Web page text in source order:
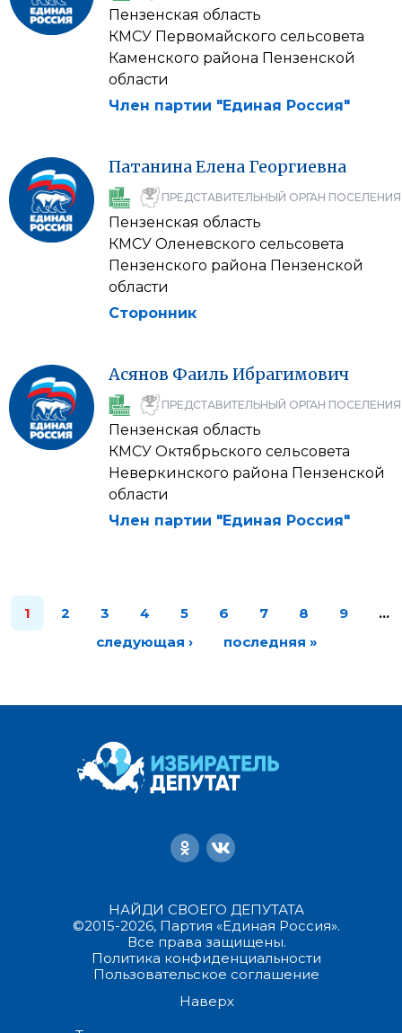
Пензенская область
КМСУ Первомайского сельсовета
Каменского района Пензенской
области
Член партии "Единая Россия"
ПатанинаЕлена Георгиевна
ПРЕДСТАВИТЕЛЬНЫЙ ОРГАН ПОСЕЛЕНИЯ
Пензенская область
КМСУ Оленевского сельсовета
Пензенского района Пензенской
области
Сторонник
Асянов Фаиль Ибрагимович
ПРЕДСТАВИТЕЛЬНЫЙ ОРГАН ПОСЕЛЕНИЯ
Пензенская область
КМСУ Октябрьского сельсовета
Неверкинского района Пензенской
области
Член партии "Единая Россия"
1 2 3 4 5 6 7 8 9
…
следующая ›
последняя »
НАЙДИ СВОЕГО ДЕПУТАТА
©2015-2026, Партия «Единая Россия».
Все права защищены.
Политика конфиденциальности
Пользовательское соглашение
Наверх